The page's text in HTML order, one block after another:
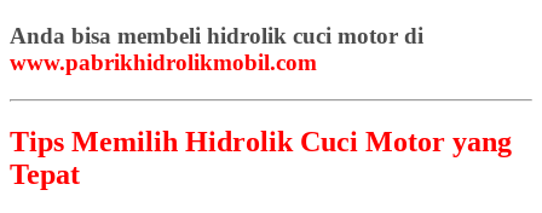
Anda bisa membeli hidrolik cuci motor di
www.pabrikhidrolikmobil.com
Tips Memilih Hidrolik Cuci Motor yang
Tepat